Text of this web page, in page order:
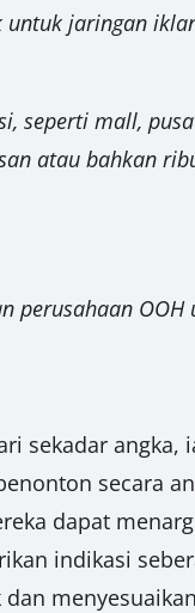
untuk jaringan
seperti mall,
atau bahkan
perusahaan
sekadar angka,
secara
dapat
indikasi